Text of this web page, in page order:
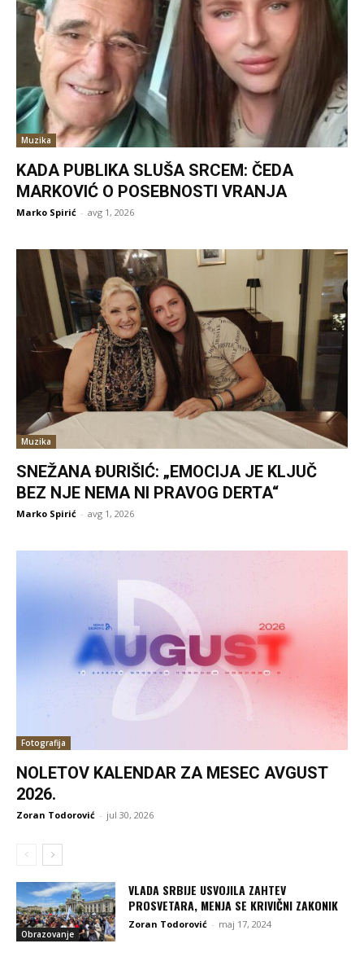
Muzika
KADA PUBLIKA SLUŠA SRCEM: ČEDA
MARKOVIĆ O POSEBNOSTI VRANJA
Marko Spirić - avg 1, 2026
Muzika
SNEŽANA ĐURIŠIĆ: „EMOCIJA JE KLJUČ
BEZ NJE NEMA NI PRAVOG DERTA“
Marko Spirić - avg 1, 2026
Fotografija
NOLETOV KALENDAR ZA MESEC AVGUST
2026.
Zoran Todorović - jul 30, 2026
Obrazovanje
VLADA SRBIJE USVOJILA ZAHTEV
PROSVETARA, MENJA SE KRIVIČNI ZAKONIK
Zoran Todorović - maj 17, 2024